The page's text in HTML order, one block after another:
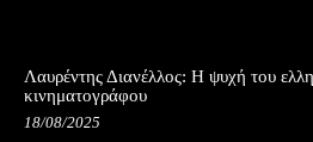
Λαυρέντης Διανέλλος: Η ψυχή του
κινηματογράφου
18/08/2025